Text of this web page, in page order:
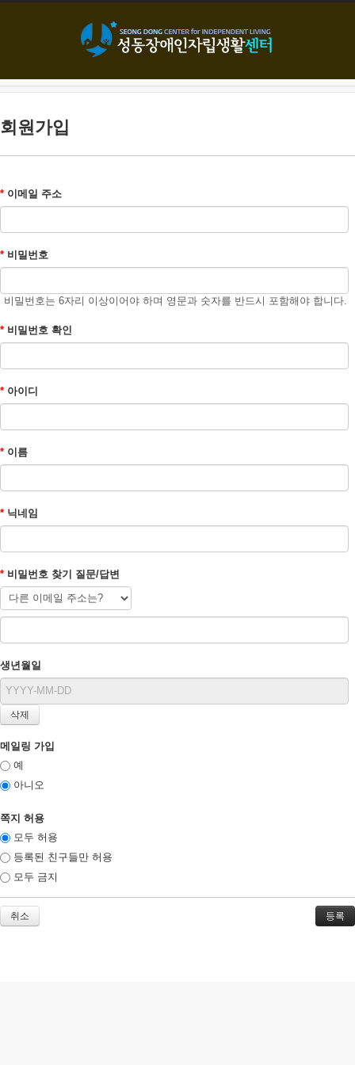
회원가입
* 이메일 주소
* 비밀번호
비밀번호는 6자리 이상이어야 하며 영문과 숫자를 반드시 포함해야 합니다.
* 비밀번호 확인
* 아이디
* 이름
* 닉네임
* 비밀번호 찾기 질문/답변
생년월일
메일링 가입
예
아니오
쪽지 허용
모두 허용
등록된 친구들만 허용
모두 금지
취소